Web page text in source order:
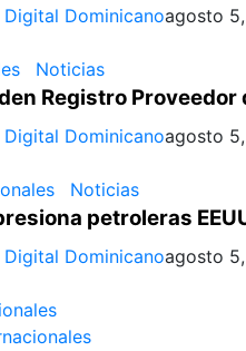
Digital Dominicanoagosto
Noticias
Registro Proveedor
Digital Dominicanoagosto
Noticias
petroleras
Digital Dominicanoagosto